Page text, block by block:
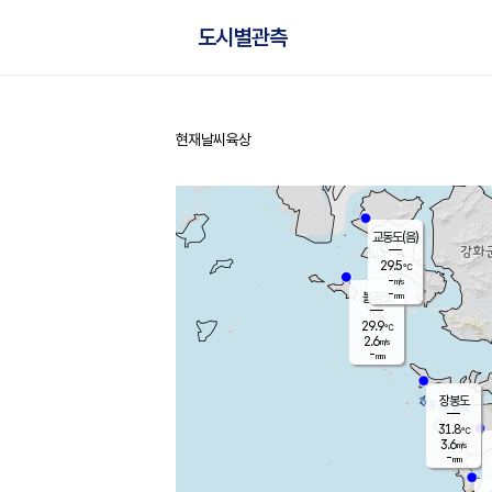
도시별관측
홈
현재날씨 육상
볼음도
29.9℃
2.6m/s
-mm
장봉도
31.8℃
3.6m/s
-mm
교동도(음)
29.5℃
-m/s
-mm